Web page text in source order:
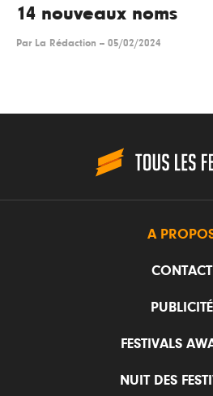
14 nouveaux noms
Par La Rédaction -- 05/02/2024
A
CONTACT
PUBLICITÉ
FESTIVALS
NUIT DES